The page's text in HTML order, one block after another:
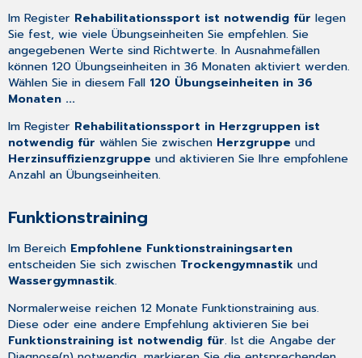
Im Register Rehabilitationssport ist notwendig für legen
Sie fest, wie viele Übungseinheiten Sie empfehlen. Sie
angegebenen Werte sind Richtwerte. In Ausnahmefällen
können 120 Übungseinheiten in 36 Monaten aktiviert werden.
Wählen Sie in diesem Fall 120 Übungseinheiten in 36
Monaten ...
Im Register Rehabilitationssport in Herzgruppen ist
notwendig für wählen Sie zwischen Herzgruppe und
Herzinsuffizienzgruppe und aktivieren Sie Ihre empfohlene
Anzahl an Übungseinheiten.
Funktionstraining
Im Bereich Empfohlene Funktionstrainingsarten
entscheiden Sie sich zwischen Trockengymnastik und
Wassergymnastik.
Normalerweise reichen 12 Monate Funktionstraining aus.
Diese oder eine andere Empfehlung aktivieren Sie bei
Funktionstraining ist notwendig für. Ist die Angabe der